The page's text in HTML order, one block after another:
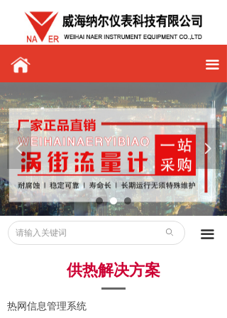
끀
网站首页
关于纳尔
新闻中心
产品中心
解决方案
服务支持
联系我们
招贤纳士
넳 넲
ꄙ 끀
供热解决方案
热网信息管理系统